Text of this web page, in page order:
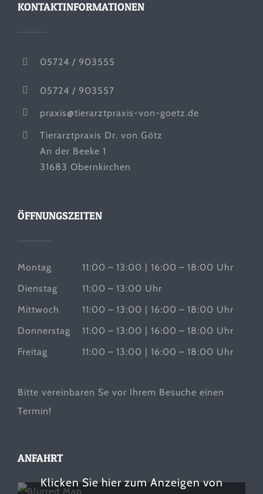
KONTAKTINFORMATIONEN
05724 / 903555
05724 / 903557
praxis@tierarztpraxis-von-goetz.de
Tierarztpraxis Dr. von Götz
An der Beeke 1
31683 Obernkirchen
ÖFFNUNGSZEITEN
Montag
11:00 – 13:00 | 16:00 – 18:00 Uhr
Dienstag
11:00 – 13:00 Uhr
Mittwoch
11:00 – 13:00 | 16:00 – 18:00 Uhr
Donnerstag
11:00 – 13:00 | 16:00 – 18:00 Uhr
Freitag
11:00 – 13:00 | 16:00 – 18:00 Uhr
Bitte vereinbaren Se vor Ihrem Besuche einen
Termin!
ANFAHRT
Klicken Sie hier zum Anzeigen von